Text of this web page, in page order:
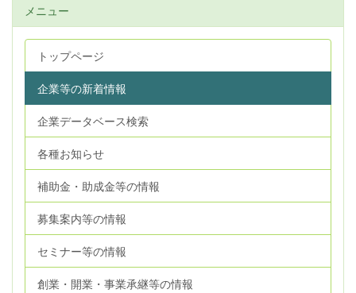
メニュー
トップページ
企業等の新着情報
企業データベース検索
各種お知らせ
補助金・助成金等の情報
募集案内等の情報
セミナー等の情報
創業・開業・事業承継等の情報